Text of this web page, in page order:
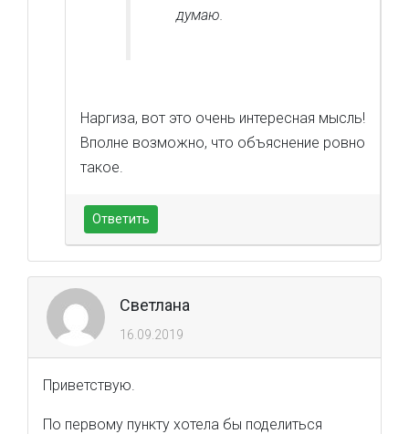
думаю.
Наргиза, вот это очень интересная мысль!
Вполне возможно, что объяснение ровно
такое.
Ответить
Светлана
16.09.2019
Приветствую.
По первому пункту хотела бы поделиться